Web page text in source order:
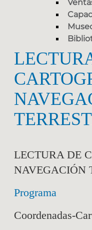
LECTURA DE
NAVEGACIÓN
Programa
Coordenadas-